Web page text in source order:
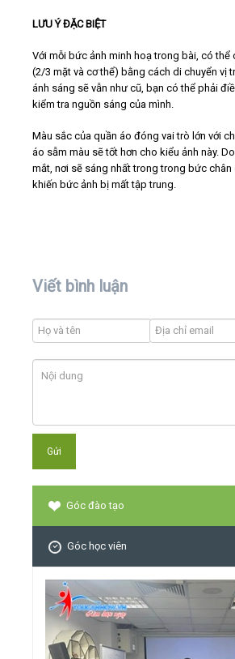
LƯU Ý ĐẶC BIỆT
Với mỗi bức ảnh minh hoạ trong bài, có
(2/3 mặt và cơ thể) bằng cách di chuyển vị
ánh sáng sẽ vẫn như cũ, bạn có thể phải
kiểm tra nguồn sáng của mình.
Màu sắc của quần áo đóng vai trò lớn với
áo sẫm màu sẽ tốt hơn cho kiểu ảnh này.
mắt, nơi sẽ sáng nhất trong trong bức
khiến bức ảnh bị mất tập trung.
Viết bình luận
Góc đào tạo
Góc học viên